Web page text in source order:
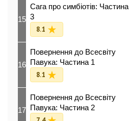
15
Сага про симбіотів: Частина
3
8.1
16
Повернення до Всесвіту
Павука: Частина 1
8.1
17
Повернення до Всесвіту
Павука: Частина 2